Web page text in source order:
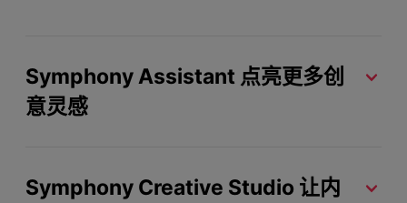
Symphony Assistant 点亮更多创
意灵感
Symphony Creative Studio 让内